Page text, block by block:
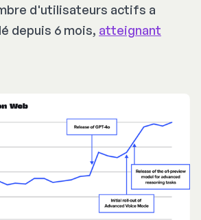
d'utilisateurs actifs a
depuis 6 mois, atteignant